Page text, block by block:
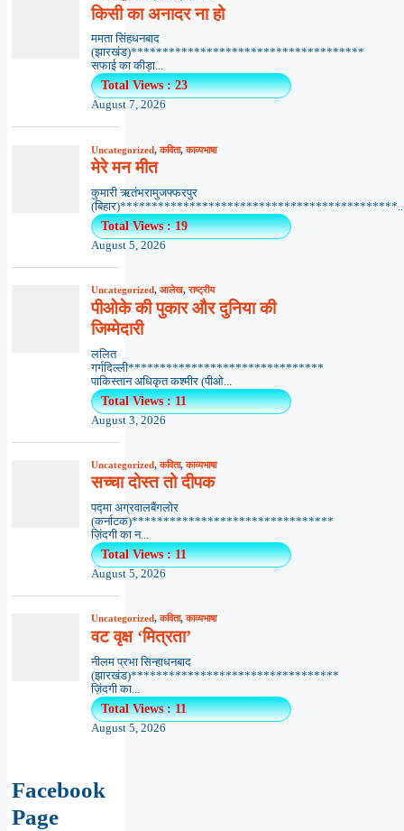
किसी का अनादर ना हो
ममता सिंहधनबाद
(झारखंड)*************************************
सफाई का कीड़ा...
Total Views : 23
August 7, 2026
Uncategorized,कविता,काव्यभाषा
मेरे मन मीत
कुमारी ऋतंभरामुजफ्फरपुर
Total Views : 19
August 5, 2026
Uncategorized, आलेख,राष्ट्रीय
पीओके की पुकार और दुनिया की
जिम्मेदारी
ललित
गर्गदिल्ली*******************************
पाकिस्तान अधिकृत कश्मीर (पीओ...
Total Views : 11
August 3, 2026
Uncategorized,कविता,काव्यभाषा
सच्चा दोस्त तो दीपक
पद्मा अग्रवालबैंगलोर
(कर्नाटक)********************************
ज़िंदगी का न...
Total Views : 11
August 5, 2026
Uncategorized,कविता,काव्यभाषा
वट वृक्ष ‘मित्रता’
नीलम प्रभा सिन्हाधनबाद
(झारखंड)*********************************
ज़िंदगी का...
Total Views : 11
August 5, 2026
Facebook
Page